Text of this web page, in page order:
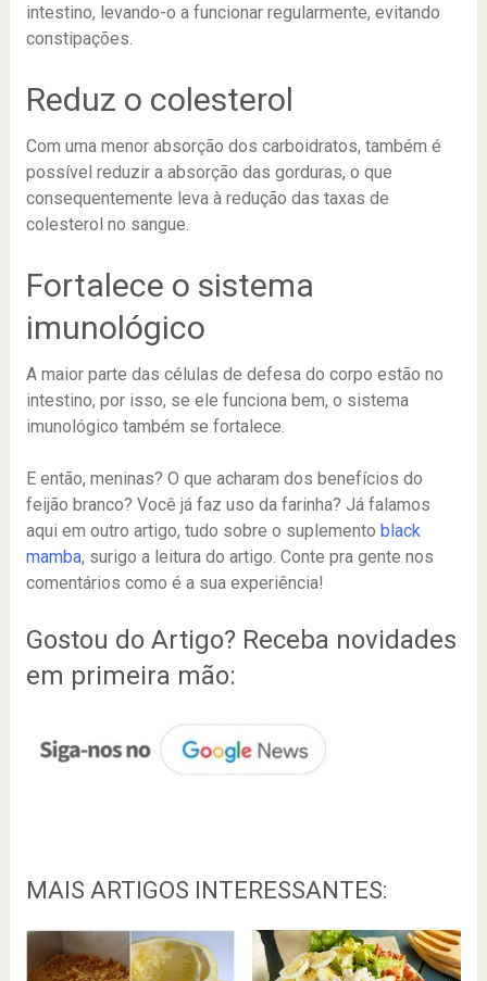
intestino, levando-o a funcionar regularmente, evitando
constipações.
Reduz o colesterol
Com uma menor absorção dos carboidratos, também é
possível reduzir a absorção das gorduras, o que
consequentemente leva à redução das taxas de
colesterol no sangue.
Fortalece o sistema
imunológico
A maior parte das células de defesa do corpo estão no
intestino, por isso, se ele funciona bem, o sistema
imunológico também se fortalece.
E então, meninas? O que acharam dos benefícios do
feijão branco? Você já faz uso da farinha? Já falamos
aqui em outro artigo, tudo sobre o suplemento black
mamba, surigo a leitura do artigo. Conte pra gente nos
comentários como é a sua experiência!
Gostou do Artigo? Receba novidades
em primeira mão:
MAIS ARTIGOS INTERESSANTES: